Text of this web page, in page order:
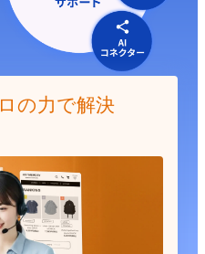
の力で解決